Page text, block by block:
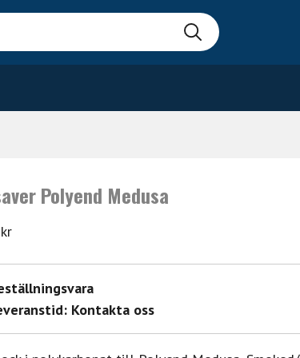
Polyend Medusa
kr
Kontakta oss